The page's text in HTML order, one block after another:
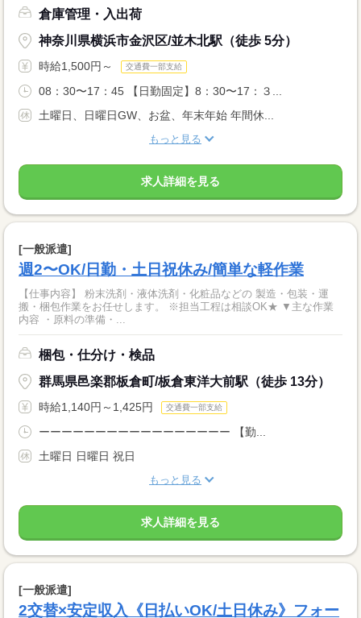
倉庫管理・入出荷
神奈川県横浜市金沢区/並木北駅（徒歩 5分）
時給1,500円～ 交通費一部支給
08：30〜17：45 【日勤固定】8：30〜17：３...
土曜日、日曜日GW、お盆、年末年始 年間休...
もっと見る
求人詳細を見る
[一般派遣]
週2〜OK/日勤・土日祝休み/簡単な軽作業
【仕事内容】 粉末洗剤・液体洗剤・化粧品などの 製造・包装・運
搬・梱包作業をお任せします。 ※担当工程は相談OK★ ▼主な作業
内容 ・原料の準備・...
梱包・仕分け・検品
群馬県邑楽郡板倉町/板倉東洋大前駅（徒歩 13分）
時給1,140円～1,425円 交通費一部支給
ーーーーーーーーーーーーーーーーー 【勤...
土曜日 日曜日 祝日
もっと見る
求人詳細を見る
[一般派遣]
2交替×安定収入《日払いOK/土日休み》フォー